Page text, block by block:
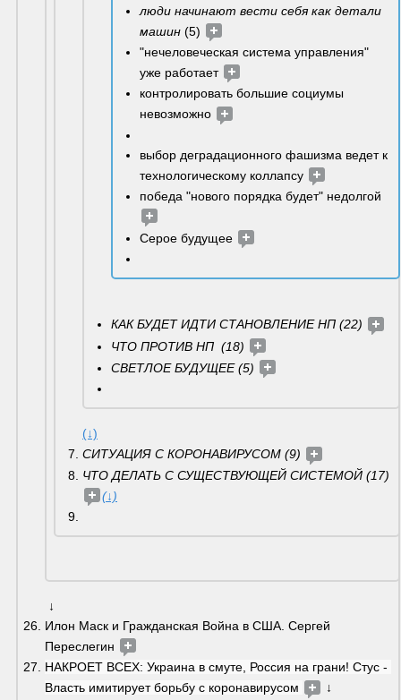
люди начинают вести себя как детали
машин (5)
"нечеловеческая система управления"
уже работает
контролировать большие социумы
невозможно
выбор деградационного фашизма ведет к
технологическому коллапсу
победа "нового порядка будет" недолгой
Серое будущее
КАК БУДЕТ ИДТИ СТАНОВЛЕНИЕ НП (22)
ЧТО ПРОТИВ НП  (18)
СВЕТЛОЕ БУДУЩЕЕ (5)
(↓)
СИТУАЦИЯ С КОРОНАВИРУСОМ (9)
(↓)
↓
Илон Маск и Гражданская Война в США. Сергей
Переслегин
НАКРОЕТ ВСЕХ: Украина в смуте, Россия на грани! Стус -
Власть имитирует борьбу с коронавирусом
↓